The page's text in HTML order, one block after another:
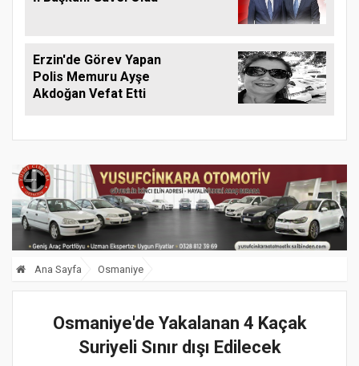
Erzin'de Görev Yapan
Polis Memuru Ayşe
Akdoğan Vefat Etti
Ana Sayfa Osmaniye
Osmaniye'de Yakalanan 4 Kaçak
Suriyeli Sınır dışı Edilecek